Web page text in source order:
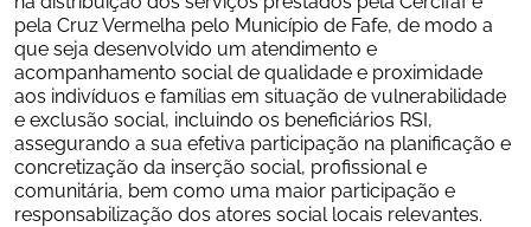
pela Cruz Vermelha pelo Município de Fafe, de modo a
que seja desenvolvido um atendimento e
acompanhamento social de qualidade e proximidade
aos indivíduos e famílias em situação de vulnerabilidade
e exclusão social, incluindo os beneficiários RSI,
assegurando a sua efetiva participação na planificação e
concretização da inserção social, profissional e
comunitária, bem como uma maior participação e
responsabilização dos atores social locais relevantes.